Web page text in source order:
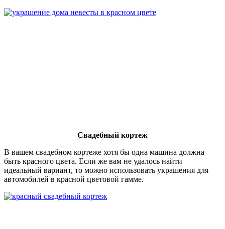
Свадебный кортеж
В вашем свадебном кортеже хотя бы одна машина должна
быть красного цвета. Если же вам не удалось найти
идеальный вариант, то можно использовать украшения для
автомобилей в красной цветовой гамме.